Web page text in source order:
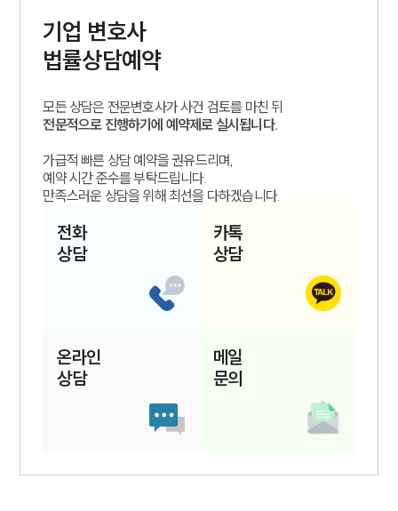
기업 변호사
법률상담예약
모든 상담은 전문변호사가 사건 검토를 마친 뒤
전문적으로 진행하기에 예약제로 실시됩니다.
가급적 빠른 상담 예약을 권유드리며,
예약 시간 준수를 부탁드립니다.
만족스러운 상담을 위해 최선을 다하겠습니다.
전화
상담
카톡
상담
온라인
상담
메일
문의